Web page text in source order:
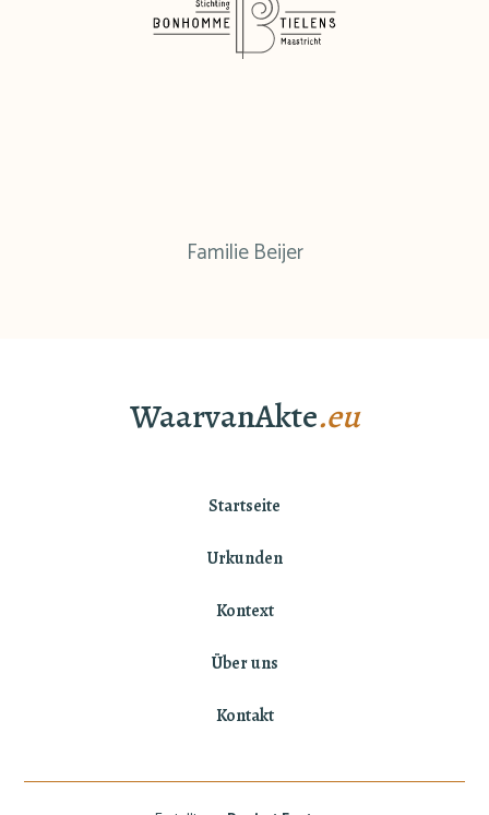
Familie Beijer
WaarvanAkte.eu
Startseite
Urkunden
Kontext
Über uns
Kontakt